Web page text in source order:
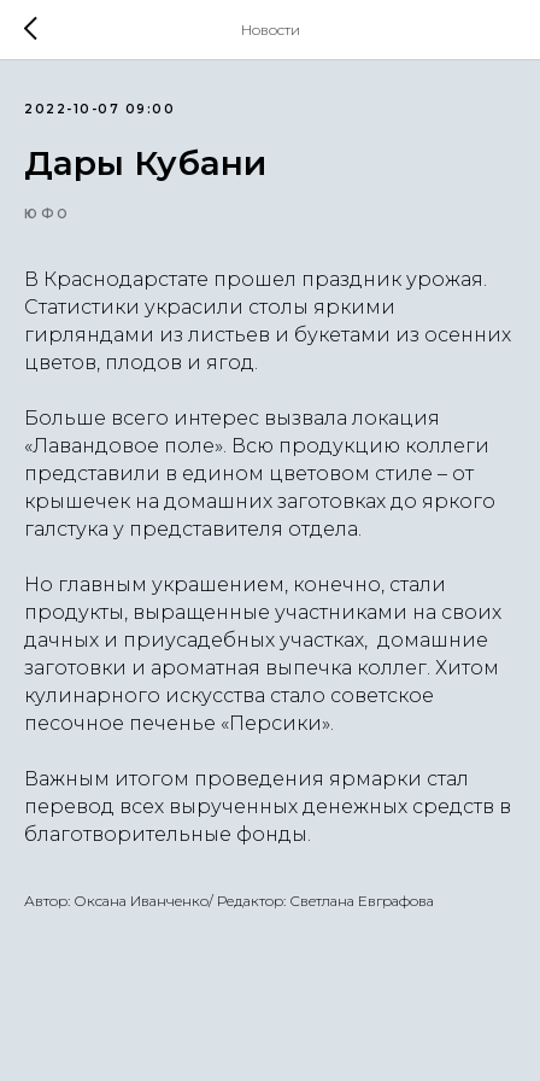
Новости
2022-10-07 09:00
Дары Кубани
ЮФО
В Краснодарстате прошел праздник урожая.
Статистики украсили столы яркими
гирляндами из листьев и букетами из осенних
цветов, плодов и ягод.
Больше всего интерес вызвала локация
«Лавандовое поле». Всю продукцию коллеги
представили в едином цветовом стиле – от
крышечек на домашних заготовках до яркого
галстука у представителя отдела.
Но главным украшением, конечно, стали
продукты, выращенные участниками на своих
дачных и приусадебных участках, домашние
заготовки и ароматная выпечка коллег. Хитом
кулинарного искусства стало советское
песочное печенье «Персики».
Важным итогом проведения ярмарки стал
перевод всех вырученных денежных средств в
благотворительные фонды.
Автор: Оксана Иванченко/ Редактор: Светлана Евграфова